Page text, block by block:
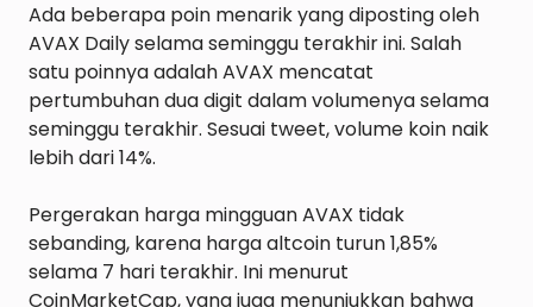
Ada beberapa poin menarik yang diposting oleh
AVAX Daily selama seminggu terakhir ini. Salah
satu poinnya adalah AVAX mencatat
pertumbuhan dua digit dalam volumenya selama
seminggu terakhir. Sesuai tweet, volume koin naik
lebih dari 14%.
Pergerakan harga mingguan AVAX tidak
sebanding, karena harga altcoin turun 1,85%
selama 7 hari terakhir. Ini menurut
CoinMarketCap, yang juga menunjukkan bahwa